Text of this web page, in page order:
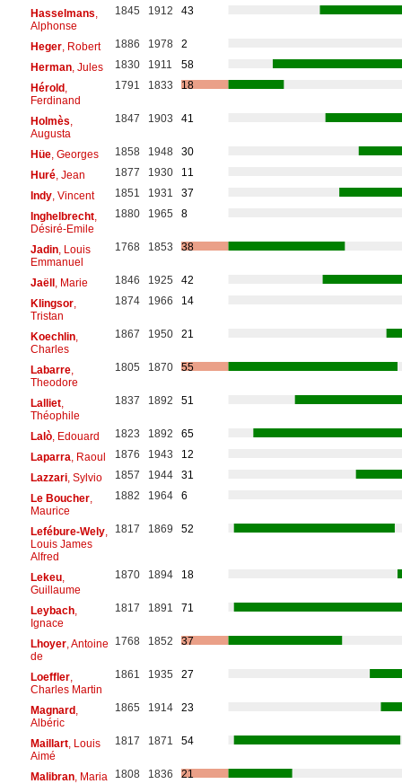
Hasselmans
Alphonse
1845 1912 43
Heger, Robert 1886 1978
2
Herman, Jules 1830 1911
58
Hérold,
Ferdinand
1791 1833 18
Holmès
Augusta
1847 1903 41
Hüe, Georges 1858 1948
30
Huré, Jean 1877 1930
11
Indy, Vincent 1851 1931
37
Inghelbrecht,
Désiré-Emile
1880 1965 8
Jadin, Louis
Emmanuel
1768 1853 38
Jaëll, Marie 1846 1925
42
Klingsor,
Tristan
1874 1966 14
Koechlin,
Charles
1867 1950 21
Labarre,
Theodore
1805 1870 55
Lalliet,
Théophile
1837 1892 51
Lalò, Edouard 1823 1892
65
Laparra , Raoul 1876 1943
12
Lazzari, Sylvio 1857 1944
31
Le Boucher,
Maurice
1882 1964 6
Lefébure-Wely,
Louis James
Alfred
1817 1869 52
Lekeu,
Guillaume
1870 1894 18
Leybach,
Ignace
1817 1891 71
Lhoyer, Antoine
de
1768 1852 37
Loeffler,
Charles Martin
1861 1935 27
Magnard,
Albéric
1865 1914 23
Maillart, Louis
Aimé
1817 1871 54
Malibran, Maria 1808 1836
21